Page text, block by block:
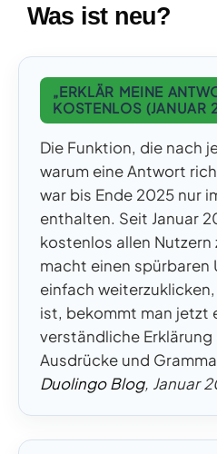
Was ist neu?
„ERKLÄR MEINE
KOSTENLOS (JANUAR
Die Funktion, die nach
warum eine Antwort
war bis Ende 2025 nur
enthalten. Seit Januar
kostenlos allen Nutzern
macht einen
einfach
ist, bekommt man jetzt
verständliche
Ausdrücke und
Duolingo Blog, Januar